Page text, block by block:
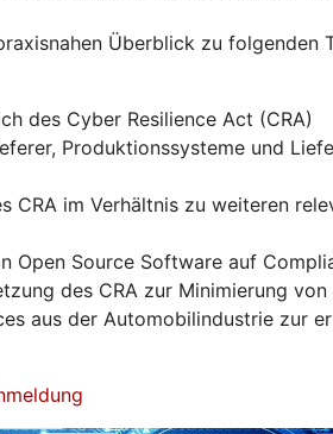
Überblick zu folgenden
des Cyber Resilience Act (CRA)
Produktionssysteme und
CRA im Verhältnis zu weiteren
Open Source Software auf
des CRA zur Minimierung
aus der Automobilindustrie zur